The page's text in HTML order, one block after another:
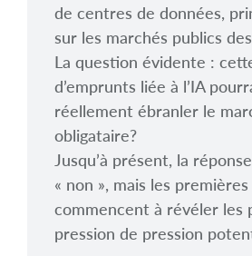
de centres de données,
sur les marchés publics
La question évidente :
d’emprunts liée à l’IA
réellement ébranler le
obligataire?
Jusqu’à présent, la
« non », mais les
commencent à révéler les
pression de pression